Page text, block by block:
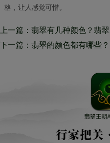
格，让人感觉可惜。
上一篇：翡翠有几种颜色？翡翠
颜色的品质怎么看？
下一篇：翡翠的颜色都有哪些？